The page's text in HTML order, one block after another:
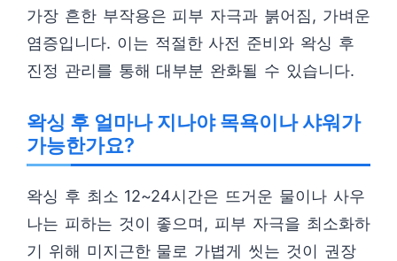
가장 흔한 부작용은 피부 자극과 붉어짐, 가벼운
염증입니다. 이는 적절한 사전 준비와 왁싱 후
진정 관리를 통해 대부분 완화될 수 있습니다.
왁싱 후 얼마나 지나야 목욕이나 샤워가
가능한가요?
왁싱 후 최소 12~24시간은 뜨거운 물이나 사우
나는 피하는 것이 좋으며, 피부 자극을 최소화하
기 위해 미지근한 물로 가볍게 씻는 것이 권장